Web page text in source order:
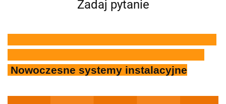
Zadaj pytanie
Nowoczesne systemy instalacyjne